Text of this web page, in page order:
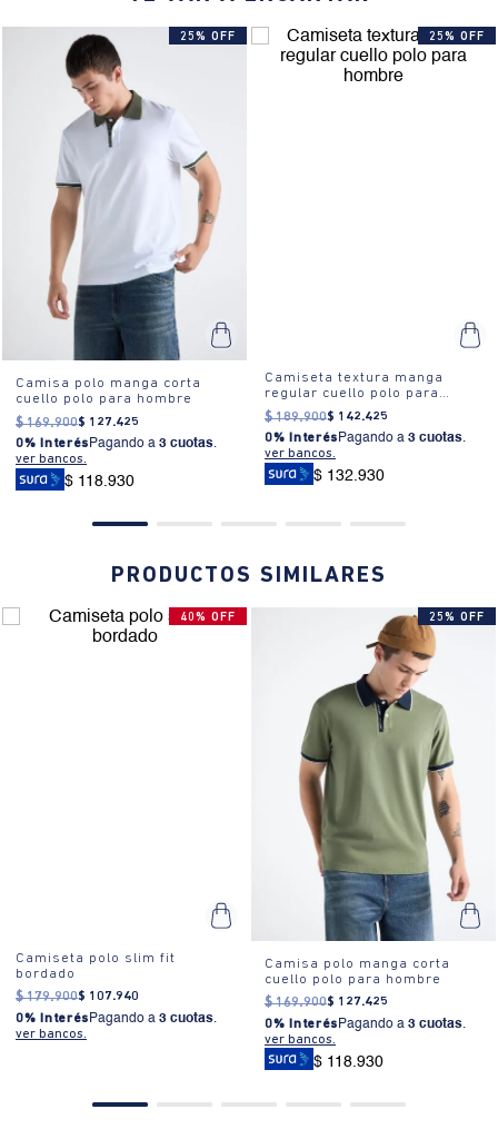
25% OFF
Camisa polo manga corta
cuello polo para hombre
$ 169.900$ 127.425
0% Interés Pagando a 3 cuotas.
ver bancos.
$ 118.930
25% OFF
Camiseta textura manga
regular cuello polo para
hombre
$ 189.900$ 142.425
0% Interés Pagando a 3 cuotas.
ver bancos.
$ 132.930
PRODUCTOS SIMILARES
40% OFF
Camiseta polo slim fit
bordado
$ 179.900$ 107.940
0% Interés Pagando a 3 cuotas.
ver bancos.
25% OFF
Camisa polo manga corta
cuello polo para hombre
$ 169.900$ 127.425
0% Interés Pagando a 3 cuotas.
ver bancos.
$ 118.930